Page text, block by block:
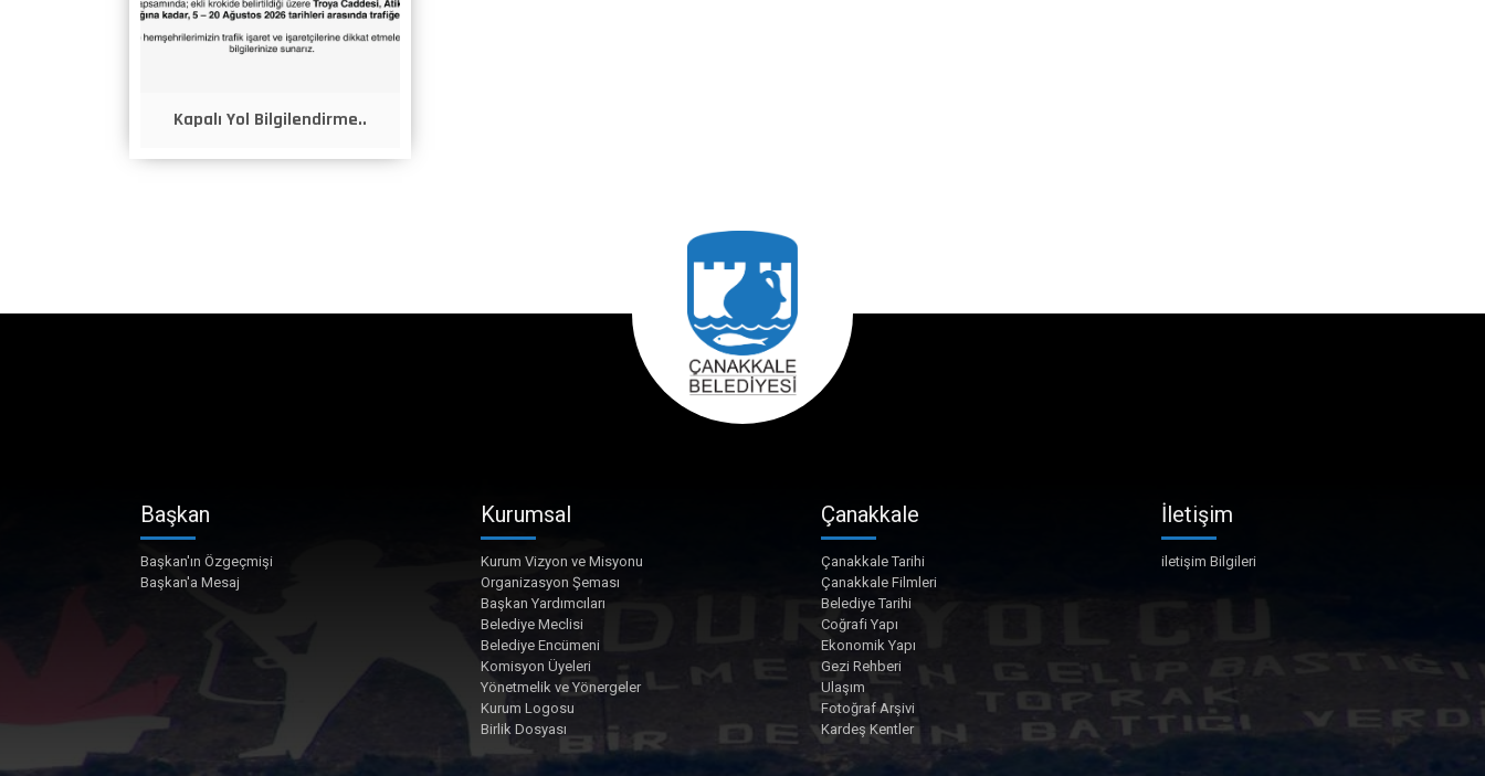
Kapalı Yol Bilgilendirme..
Başkan
Başkan'ın Özgeçmişi
Başkan'a Mesaj
Kurumsal
Kurum Vizyon ve Misyonu
Organizasyon Şeması
Başkan Yardımcıları
Belediye Meclisi
Belediye Encümeni
Komisyon Üyeleri
Yönetmelik ve Yönergeler
Kurum Logosu
Birlik Dosyası
Çanakkale
Çanakkale Tarihi
Çanakkale Filmleri
Belediye Tarihi
Coğrafi Yapı
Ekonomik Yapı
Gezi Rehberi
Ulaşım
Fotoğraf Arşivi
Kardeş Kentler
İletişim
iletişim Bilgileri